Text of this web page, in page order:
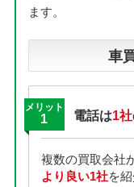
ます。
車
メリット
1 電話は1社
複数の買取会社
より良い1社を紹